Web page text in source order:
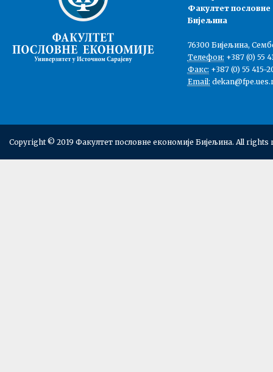
Факултет пословне
Бијељина
76300 Бијељина,
Телефон: +387 (0) 55
Факс: +387 (0) 55 415-
Email:
Copyright © 2019 Факултет пословне економије Бијељина. All rights